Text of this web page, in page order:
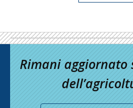
Rimani aggiornato